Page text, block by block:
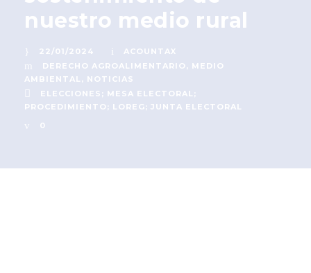
nuestro medio rural
22/01/2024
ACOUNTAX
DERECHO AGROALIMENTARIO , MEDIO
AMBIENTAL , NOTICIAS
ELECCIONES; MESA ELECTORAL;
PROCEDIMIENTO; LOREG; JUNTA ELECTORAL
0